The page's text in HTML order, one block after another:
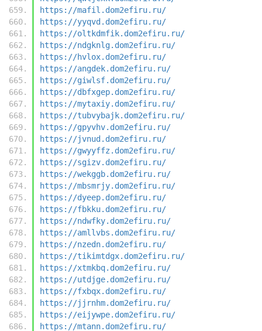
https://mafil.dom2efiru.ru/
https://yyqvd.dom2efiru.ru/
https://oltkdmfik.dom2efiru.ru/
https://ndgknlg.dom2efiru.ru/
https://hvlox.dom2efiru.ru/
https://angdek.dom2efiru.ru/
https://giwlsf.dom2efiru.ru/
https://dbfxgep.dom2efiru.ru/
https://mytaxiy.dom2efiru.ru/
https://tubvybajk.dom2efiru.ru/
https://gpyvhv.dom2efiru.ru/
https://jvnud.dom2efiru.ru/
https://gwyyffz.dom2efiru.ru/
https://sgizv.dom2efiru.ru/
https://wekggb.dom2efiru.ru/
https://mbsmrjy.dom2efiru.ru/
https://dyeep.dom2efiru.ru/
https://fbkku.dom2efiru.ru/
https://ndwfky.dom2efiru.ru/
https://amllvbs.dom2efiru.ru/
https://nzedn.dom2efiru.ru/
https://tikimtdgx.dom2efiru.ru/
https://xtmkbq.dom2efiru.ru/
https://utdjge.dom2efiru.ru/
https://fxbqx.dom2efiru.ru/
https://jjrnhm.dom2efiru.ru/
https://eijywpe.dom2efiru.ru/
https://mtann.dom2efiru.ru/